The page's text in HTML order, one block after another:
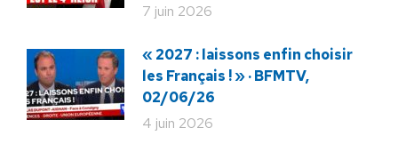
7 juin 2026
« 2027 : laissons enfin choisir
les Français ! » · BFMTV,
02/06/26
4 juin 2026